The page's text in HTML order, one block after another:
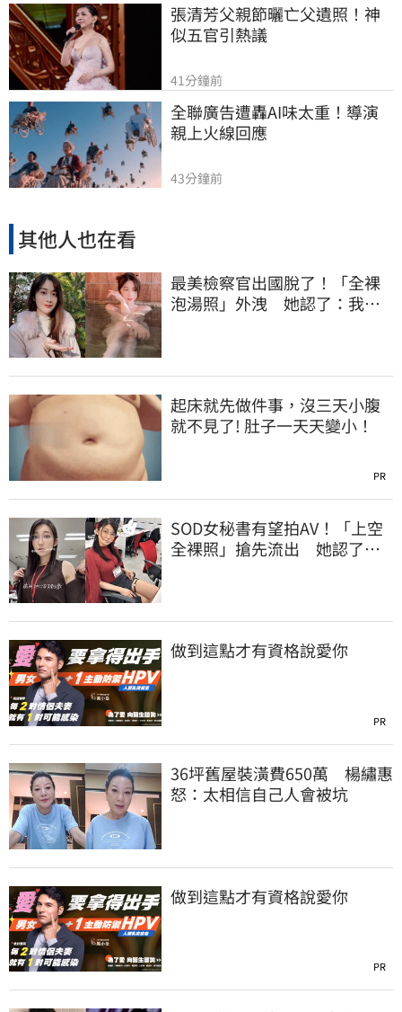
張清芳父親節曬亡父遺照！神
似五官引熱議
41分鐘前
全聯廣告遭轟AI味太重！導演
親上火線回應
43分鐘前
其他人也在看
最美檢察官出國脫了！「全裸
泡湯照」外洩 她認了：我一
起床就先做件事，沒三天小腹
就不見了! 肚子一天天變小！
PR
SOD女秘書有望拍AV！「上空
全裸照」搶先流出 她認了：
做到這點才有資格說愛你
PR
36坪舊屋裝潢費650萬 楊繡惠
怒：太相信自己人會被坑
做到這點才有資格說愛你
PR